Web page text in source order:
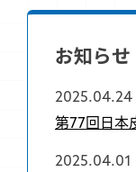
お知らせ
2025.04.24
2025.04.01